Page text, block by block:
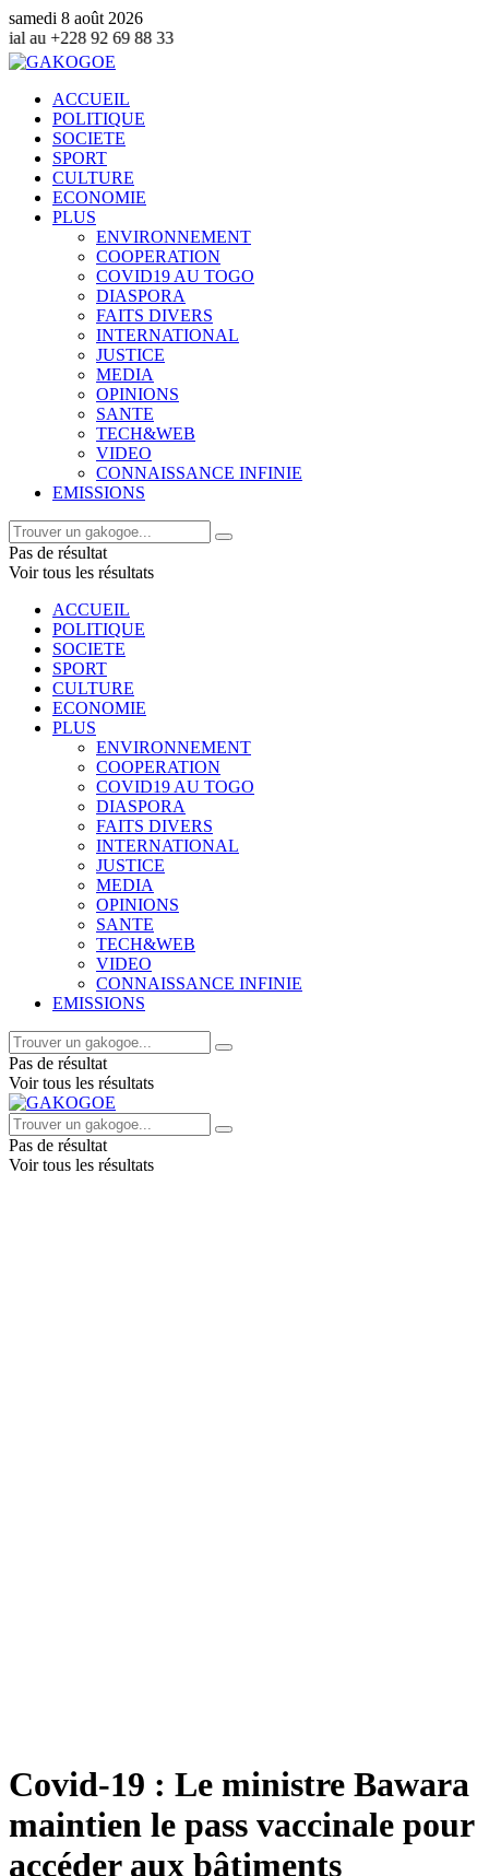
samedi 8 août 2026
69 88 33
ACCUEIL
POLITIQUE
SOCIETE
SPORT
CULTURE
ECONOMIE
PLUS
ENVIRONNEMENT
COOPERATION
COVID19 AU TOGO
DIASPORA
FAITS DIVERS
INTERNATIONAL
JUSTICE
MEDIA
OPINIONS
SANTE
TECH&WEB
VIDEO
CONNAISSANCE INFINIE
EMISSIONS
Pas de résultat
Voir tous les résultats
ACCUEIL
POLITIQUE
SOCIETE
SPORT
CULTURE
ECONOMIE
PLUS
ENVIRONNEMENT
COOPERATION
COVID19 AU TOGO
DIASPORA
FAITS DIVERS
INTERNATIONAL
JUSTICE
MEDIA
OPINIONS
SANTE
TECH&WEB
VIDEO
CONNAISSANCE INFINIE
EMISSIONS
Pas de résultat
Voir tous les résultats
Pas de résultat
Voir tous les résultats
Covid-19 : Le ministre Bawara
maintien le pass vaccinale pour
accéder aux bâtiments